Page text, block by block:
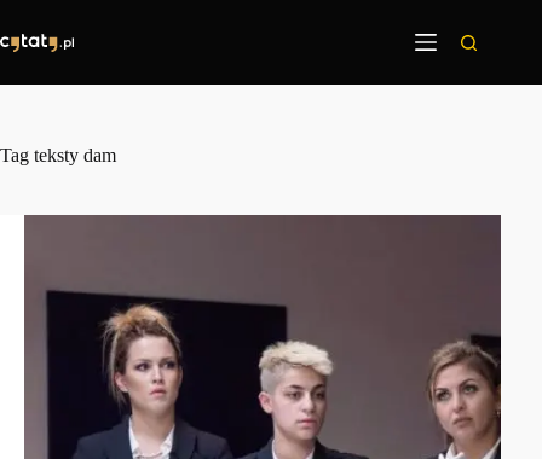
treści
Tag teksty dam